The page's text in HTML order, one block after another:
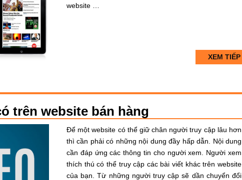
website …
XEM TIẾP
trên website bán hàng
Để một website có thể giữ chân người truy cập lâu hơn
thì cần phải có những nội dung đầy hấp dẫn. Nội dung
cần đáp ứng các thông tin cho người xem. Người xem
thích thú có thể truy cập các bài viết khác trên website
của bạn. Từ những người truy cập sẽ dần chuyển đổi